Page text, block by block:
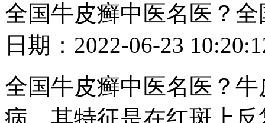
全国牛皮癣中医名医？
日期：2022-06-23
全国牛皮癣中医名医？